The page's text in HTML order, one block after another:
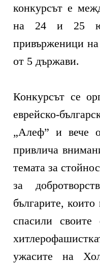
конкурсът е
на 24 и 25
привърженици
от 5 държави.
Конкурсът се
еврейско-
„Алеф” и вече
привлича
темата за
за
българите,
спасили своите
ужасите на